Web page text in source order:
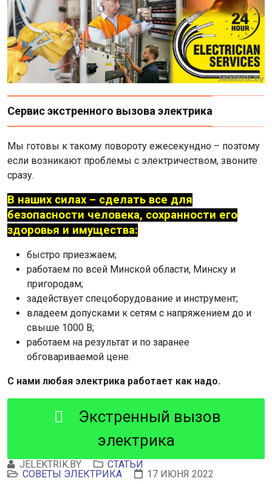
Сервис экстренного вызова электрика
Мы готовы к такому повороту ежесекундно – поэтому
если возникают проблемы с электричеством, звоните
сразу.
В наших силах – сделать все для
безопасности человека, сохранности его
здоровья и имущества:
быстро приезжаем;
работаем по всей Минской области, Минску и
пригородам;
задействует спецоборудование и инструмент;
владеем допусками к сетям с напряжением до и
свыше 1000 В;
работаем на результат и по заранее
обговариваемой цене.
С нами любая электрика работает как надо.
Экстренный вызов
электрика
JELEKTRIK.BY
СТАТЬИ
СОВЕТЫ ЭЛЕКТРИКА
17 ИЮНЯ 2022